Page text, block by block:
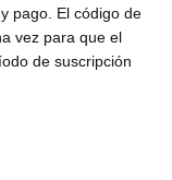
pago. El código de
vez para que el
de suscripción